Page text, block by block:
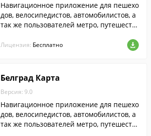
Навигационное приложение для пешехо
дов, велосипедистов, автомобилистов, а
так же пользователей метро, путешеств
Лицензия: Бесплатно
Белград Карта
Версия: 9.0
Навигационное приложение для пешехо
дов, велосипедистов, автомобилистов, а
так же пользователей метро, путешеств